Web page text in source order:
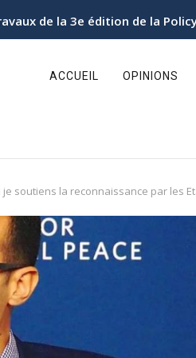
de la 3e édition de la Policy
ACCUEIL OPINIONS
soutiens la reconnaissance par les